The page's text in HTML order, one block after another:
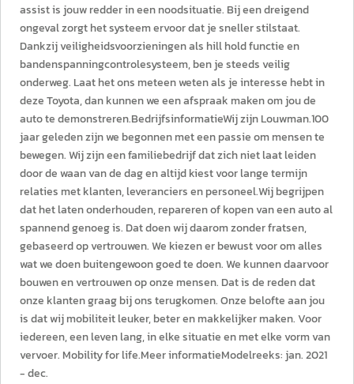
assist is jouw redder in een noodsituatie. Bij een dreigend
ongeval zorgt het systeem ervoor dat je sneller stilstaat.
Dankzij veiligheidsvoorzieningen als hill hold functie en
bandenspanningcontrolesysteem, ben je steeds veilig
onderweg. Laat het ons meteen weten als je interesse hebt in
deze Toyota, dan kunnen we een afspraak maken om jou de
auto te demonstreren.BedrijfsinformatieWij zijn Louwman.100
jaar geleden zijn we begonnen met een passie om mensen te
bewegen. Wij zijn een familiebedrijf dat zich niet laat leiden
door de waan van de dag en altijd kiest voor lange termijn
relaties met klanten, leveranciers en personeel.Wij begrijpen
dat het laten onderhouden, repareren of kopen van een auto al
spannend genoeg is. Dat doen wij daarom zonder fratsen,
gebaseerd op vertrouwen. We kiezen er bewust voor om alles
wat we doen buitengewoon goed te doen. We kunnen daarvoor
bouwen en vertrouwen op onze mensen. Dat is de reden dat
onze klanten graag bij ons terugkomen. Onze belofte aan jou
is dat wij mobiliteit leuker, beter en makkelijker maken. Voor
iedereen, een leven lang, in elke situatie en met elke vorm van
vervoer. Mobility for life.Meer informatieModelreeks: jan. 2021
- dec.